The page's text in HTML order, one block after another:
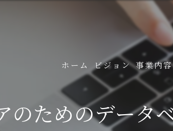
ホーム ビジョン 事業内容
ITソリ
プロダ
のためのデータ